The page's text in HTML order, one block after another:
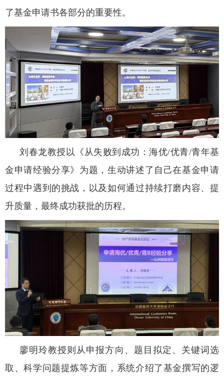
了基金申请书各部分的重要性。
刘春龙教授以《从失败到成功：海优/优青/青年基
金申请经验分享》为题，生动讲述了自己在基金申请
过程中遇到的挑战，以及如何通过持续打磨内容、提
升质量，最终成功获批的历程。
廖明玲教授则从申报方向、题目拟定、关键词选
取、科学问题提炼等方面，系统介绍了基金撰写的逻